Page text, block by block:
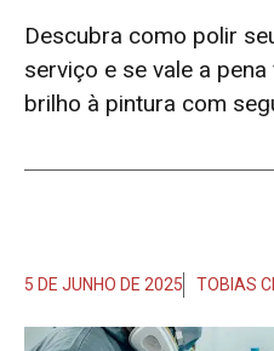
Descubra como polir
serviço e se vale a
brilho à pintura com
5 DE JUNHO DE 2025 TOBIAS